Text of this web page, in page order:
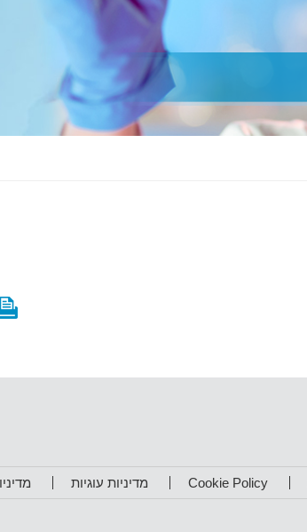
Cookie Policy מדיניות עוגיות